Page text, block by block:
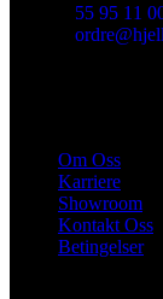
55 95 11
Om Oss
Karriere
Showroom
Kontakt Oss
Betingelser